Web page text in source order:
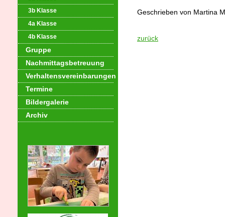
3b Klasse
4a Klasse
4b Klasse
Gruppe
Nachmittagsbetreuung
Verhaltensvereinbarungen
Termine
Bildergalerie
Archiv
Geschrieben von Martina
zurück